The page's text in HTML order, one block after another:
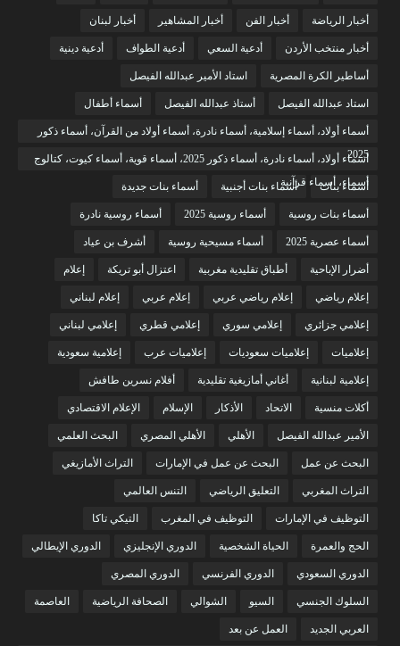
أخبار الرياضة أخبار الفن أخبار المشاهير أخبار لبنان
أخبار منتخب الأردن أدعية السعي أدعية الطواف أدعية دينية
أساطير الكرة المصرية استاد الأمير عبدالله الفيصل
استاد عبدالله الفيصل أستاذ عبدالله الفيصل أسماء أطفال
أسماء أولاد، أسماء إسلامية، أسماء نادرة، أسماء أولاد من القرآن، أسماء ذكور
2025
أسماء أولاد، أسماء نادرة، أسماء ذكور 2025، أسماء قوية، أسماء كيوت، كتالوج
أسماء، أسماء قرآنية
أسماء بنات أسماء بنات أجنبية أسماء بنات جديدة
أسماء بنات روسية أسماء روسية 2025 أسماء روسية نادرة
أسماء عصرية 2025 أسماء مسيحية روسية أشرف بن عياد
أضرار الإباحية أطباق تقليدية مغربية اعتزال أبو تريكة إعلام
إعلام رياضي إعلام رياضي عربي إعلام عربي إعلام لبناني
إعلامي جزائري إعلامي سوري إعلامي قطري إعلامي لبناني
إعلاميات إعلاميات سعوديات إعلاميات عرب إعلامية سعودية
إعلامية لبنانية أغاني أمازيغية تقليدية أفلام نسرين طافش
أكلات منسية الاتحاد الأذكار الإسلام الإعلام الاقتصادي
الأمير عبدالله الفيصل الأهلي الأهلي المصري البحث العلمي
البحث عن عمل البحث عن عمل في الإمارات التراث الأمازيغي
التراث المغربي التعليق الرياضي التنس العالمي
التوظيف في الإمارات التوظيف في المغرب التيكي تاكا
الحج والعمرة الحياة الشخصية الدوري الإنجليزي الدوري الإيطالي
الدوري السعودي الدوري الفرنسي الدوري المصري
السلوك الجنسي السيو الشوالي الصحافة الرياضية العاصمة
العربي الجديد العمل عن بعد